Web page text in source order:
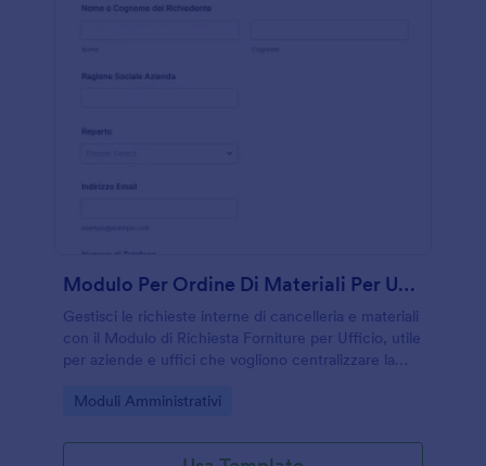
Modulo Per Ordine Di Materiali Per Ufficio
Gestisci le richieste interne di cancelleria e materiali
con il Modulo di Richiesta Forniture per Ufficio, utile
per aziende e uffici che vogliono centralizzare la
Go to Category:
Moduli Amministrativi